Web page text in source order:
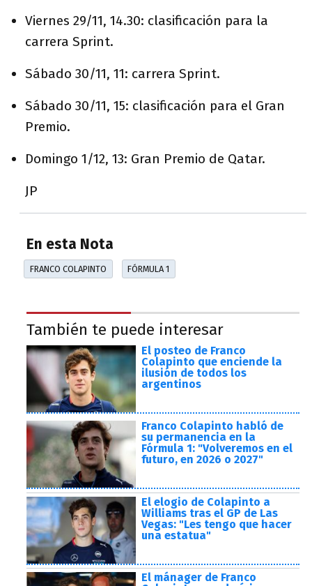
Viernes 29/11, 14.30: clasificación para la
carrera Sprint.
Sábado 30/11, 11: carrera Sprint.
Sábado 30/11, 15: clasificación para el Gran
Premio.
Domingo 1/12, 13: Gran Premio de Qatar.
JP
En esta Nota
FRANCO COLAPINTO FÓRMULA 1
También te puede interesar
El posteo de Franco
Colapinto que enciende la
ilusión de todos los
argentinos
Franco Colapinto habló de
su permanencia en la
Fórmula 1: "Volveremos en el
futuro, en 2026 o 2027"
El elogio de Colapinto a
Williams tras el GP de Las
Vegas: "Les tengo que hacer
una estatua"
El mánager de Franco